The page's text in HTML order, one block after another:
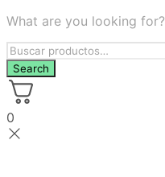
What are you looking for?
0